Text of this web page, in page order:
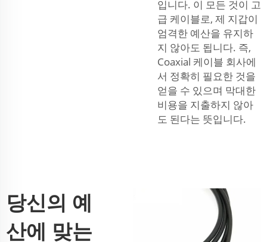
입니다. 이 모든 것이 고
급 케이블로, 제 지갑이
엄격한 예산을 유지하
지 않아도 됩니다. 즉,
Coaxial 케이블 회사에
서 정확히 필요한 것을
얻을 수 있으며 막대한
비용을 지출하지 않아
도 된다는 뜻입니다.
당신의 예
산에 맞는